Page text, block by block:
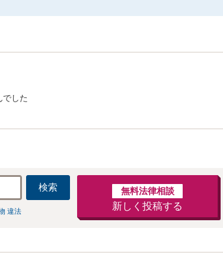
でした
検索
違法
無料法律相談
新しく投稿する